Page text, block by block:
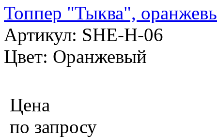
Топпер "Тыква",
Артикул: SHE-H-06
Цвет: Оранжевый
Цена
по запросу